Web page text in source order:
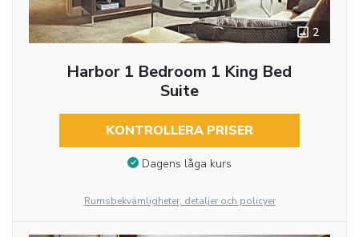
2
Harbor 1 Bedroom 1 King Bed
Suite
KONTROLLERA PRISER
Dagens låga kurs
Rumsbekvämligheter, detaljer och policyer